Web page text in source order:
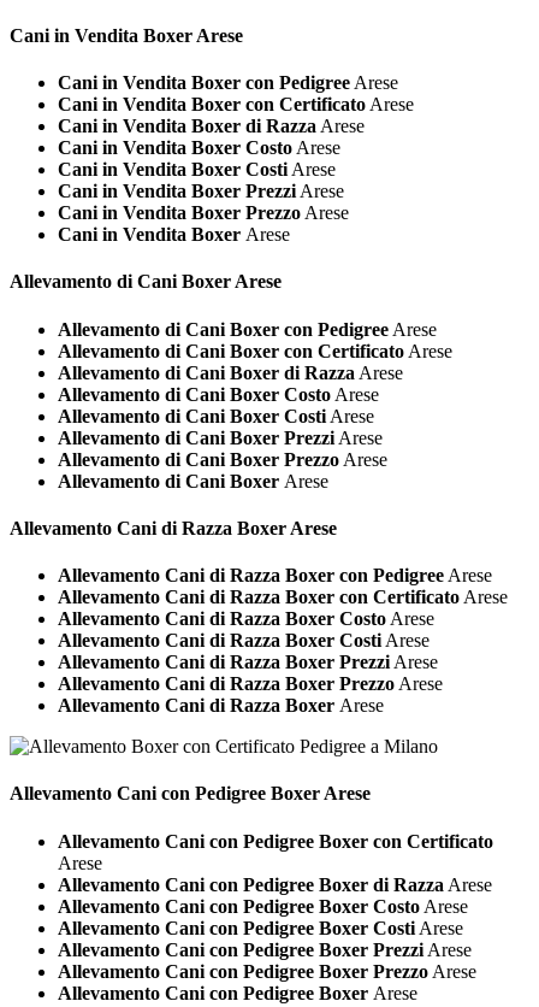
Cani in Vendita Boxer Arese
Cani in Vendita Boxer con Pedigree Arese
Cani in Vendita Boxer con Certificato Arese
Cani in Vendita Boxer di Razza Arese
Cani in Vendita Boxer Costo Arese
Cani in Vendita Boxer Costi Arese
Cani in Vendita Boxer Prezzi Arese
Cani in Vendita Boxer Prezzo Arese
Cani in Vendita Boxer Arese
Allevamento di Cani Boxer Arese
Allevamento di Cani Boxer con Pedigree Arese
Allevamento di Cani Boxer con Certificato Arese
Allevamento di Cani Boxer di Razza Arese
Allevamento di Cani Boxer Costo Arese
Allevamento di Cani Boxer Costi Arese
Allevamento di Cani Boxer Prezzi Arese
Allevamento di Cani Boxer Prezzo Arese
Allevamento di Cani Boxer Arese
Allevamento Cani di Razza Boxer Arese
Allevamento Cani di Razza Boxer con Pedigree Arese
Allevamento Cani di Razza Boxer con Certificato Arese
Allevamento Cani di Razza Boxer Costo Arese
Allevamento Cani di Razza Boxer Costi Arese
Allevamento Cani di Razza Boxer Prezzi Arese
Allevamento Cani di Razza Boxer Prezzo Arese
Allevamento Cani di Razza Boxer Arese
Allevamento Cani con Pedigree Boxer Arese
Allevamento Cani con Pedigree Boxer con Certificato
Arese
Allevamento Cani con Pedigree Boxer di Razza Arese
Allevamento Cani con Pedigree Boxer Costo Arese
Allevamento Cani con Pedigree Boxer Costi Arese
Allevamento Cani con Pedigree Boxer Prezzi Arese
Allevamento Cani con Pedigree Boxer Prezzo Arese
Allevamento Cani con Pedigree Boxer Arese